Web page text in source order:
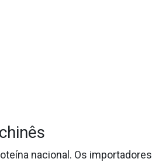
nacional. Os importadores